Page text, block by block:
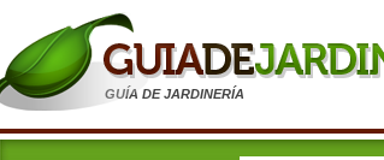
GUÍA DE JARDINERÍA